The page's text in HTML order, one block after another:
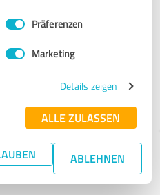
Präferenzen
Marketing
Details zeigen
ALLE ZULASSEN
ABLEHNEN
finden - mit